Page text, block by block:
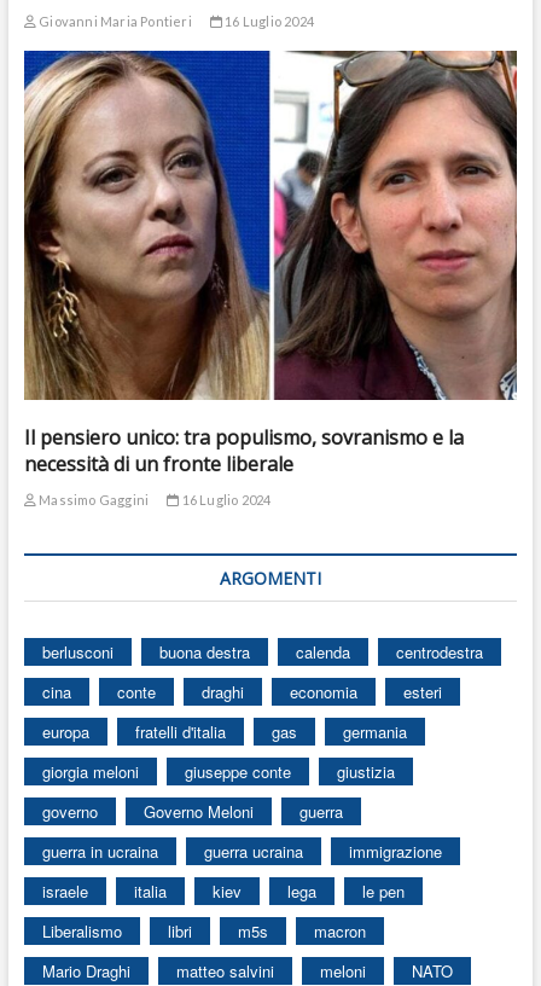
Giovanni Maria Pontieri 16 Luglio 2024
Il pensiero unico: tra populismo, sovranismo e la
necessità di un fronte liberale
Massimo Gaggini 16 Luglio 2024
ARGOMENTI
berlusconi buona destra calenda
centrodestra
cina
conte draghi economia
esteri
europa
fratelli d'italia gas
germania
giorgia meloni
giuseppe conte
giustizia
governo
Governo Meloni
guerra
guerra in ucraina
guerra ucraina
immigrazione
israele
italia kiev lega
le pen
Liberalismo
libri m5s
macron
Mario Draghi
matteo salvini meloni
NATO